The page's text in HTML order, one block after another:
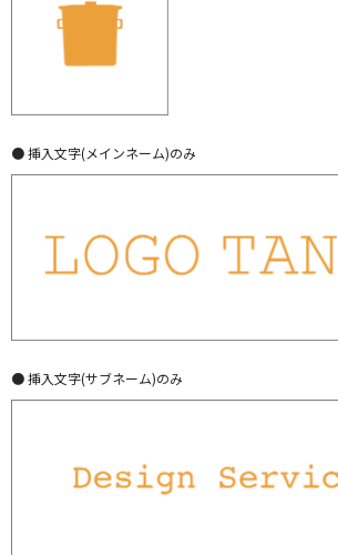
● 挿入文字(メインネーム)のみ
● 挿入文字(サブネーム)のみ